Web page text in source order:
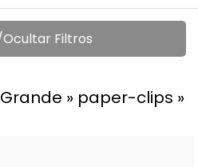
Filtros
» paper-clips »